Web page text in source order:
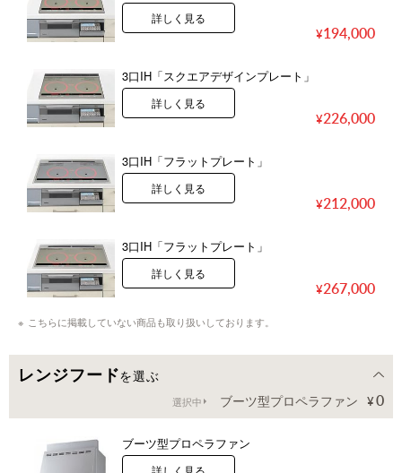
詳しく見る
194,000
3口IH「スクエアデザインプレート」
詳しく見る
226,000
3口IH「フラットプレート」
詳しく見る
212,000
3口IH「フラットプレート」
詳しく見る
267,000
こちらに掲載していない商品も取り扱いしております。
レンジフードを選ぶ
選択中 ブーツ型プロペラファン 0
ブーツ型プロペラファン